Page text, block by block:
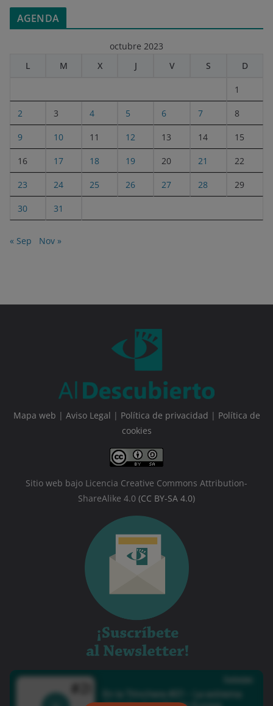
AGENDA
octubre 2023
L
M X J V S D
1
2 3 4 5 6 7 8
9 10 11 12 13 14 15
16 17 18 19 20 21 22
23 24 25 26 27 28 29
30 31
« Sep Nov »
Mapa web | Aviso Legal | Política de privacidad | Política de
cookies
Sitio web bajo Licencia Creative Commons Attribution-
ShareAlike 4.0 (CC BY-SA 4.0)